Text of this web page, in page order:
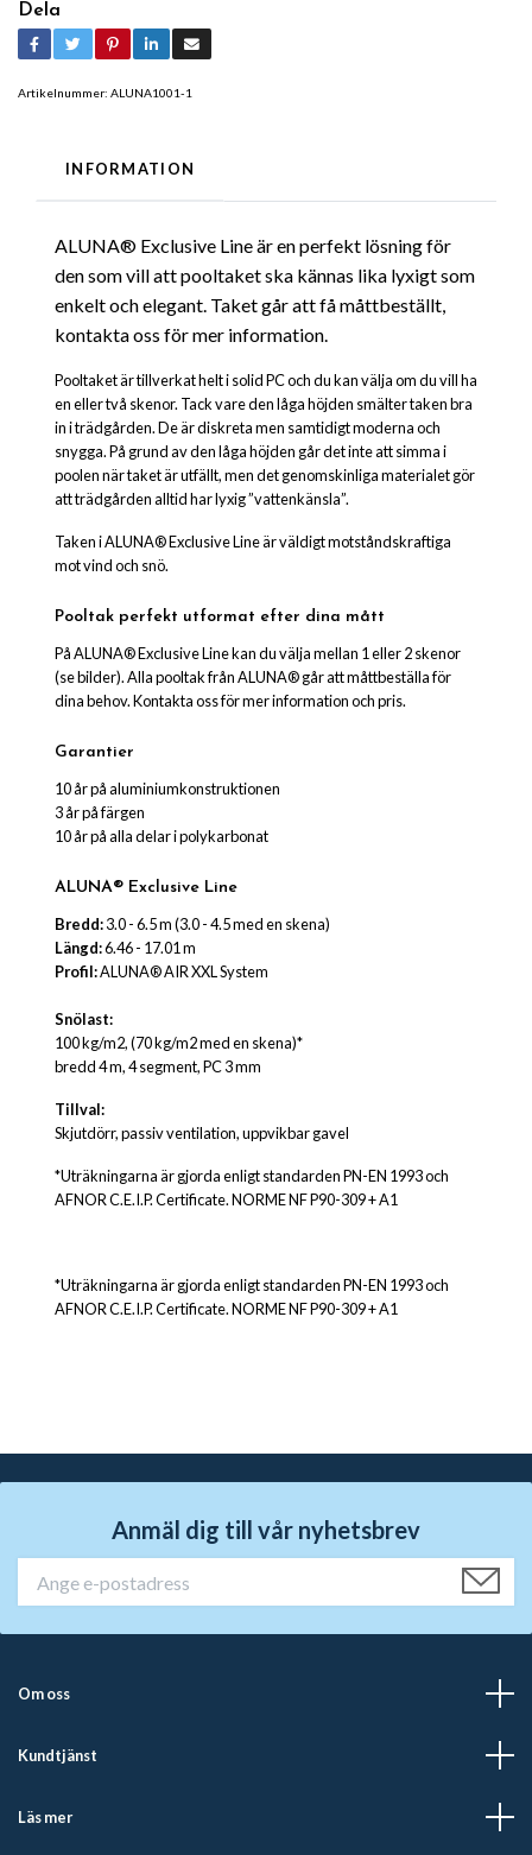
Dela
Artikelnummer: ALUNA1001-1
INFORMATION
ALUNA® Exclusive Line är en perfekt lösning för
den som vill att pooltaket ska kännas lika lyxigt som
enkelt och elegant. Taket går att få måttbeställt,
kontakta oss för mer information.
Pooltaket är tillverkat helt i solid PC och du kan välja om du vill ha
en eller två skenor. Tack vare den låga höjden smälter taken bra
in i trädgården. De är diskreta men samtidigt moderna och
snygga. På grund av den låga höjden går det inte att simma i
poolen när taket är utfällt, men det genomskinliga materialet gör
att trädgården alltid har lyxig ”vattenkänsla”.
Taken i ALUNA® Exclusive Line är väldigt motståndskraftiga
mot vind och snö.
Pooltak perfekt utformat efter dina mått
På ALUNA® Exclusive Line kan du välja mellan 1 eller 2 skenor
(se bilder). Alla pooltak från ALUNA® går att måttbeställa för
dina behov. Kontakta oss för mer information och pris.
Garantier
10 år på aluminiumkonstruktionen
3 år på färgen
10 år på alla delar i polykarbonat
ALUNA® Exclusive Line
Bredd:3.0 - 6.5 m (3.0 - 4.5 med en skena)
Längd:6.46 - 17.01 m
Profil:ALUNA® AIR XXL System
Snölast:
100 kg/m2, (70 kg/m2 med en skena)*
bredd 4 m, 4 segment, PC 3 mm
Tillval:
Skjutdörr, passiv ventilation, uppvikbar gavel
*Uträkningarna är gjorda enligt standarden PN-EN 1993 och
AFNOR C.E.I.P. Certificate. NORME NF P90-309 + A1
*Uträkningarna är gjorda enligt standarden PN-EN 1993 och
AFNOR C.E.I.P. Certificate. NORME NF P90-309 + A1
Anmäl dig till vår nyhetsbrev
Om oss
Kundtjänst
Läs mer